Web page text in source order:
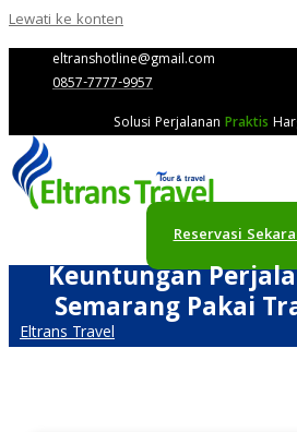
Lewati ke konten
eltranshotline@gmail.com
0857-7777-9957
Solusi Perjalanan Praktis
Reservasi
Keuntungan
Semarang Pakai
Eltrans Travel